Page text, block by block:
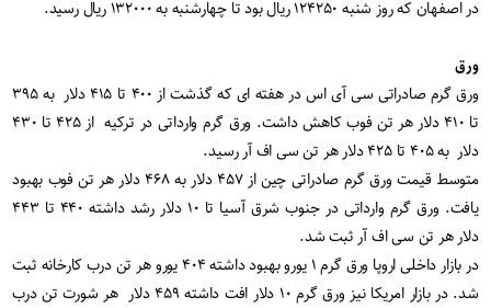
در اصفهان که روز شنبه ۱۲۴۲۵۰ ریال بود تا چهارشنبه به ۱۳۲۰۰۰ ریال رسید
.
ورق
ورق گرم صادراتی سی آی اس در هفته ای که گذشت از ۴۰۰ تا ۴۱۵ دلار به ۳۹۵
تا ۴۱۰ دلار هر تن فوب کاهش داشت. ورق گرم وارداتی در ترکیه از ۴۲۵ تا ۴۳۰
دلار به ۴۰۵ تا ۴۲۵ دلار هر تن سی اف آر رسید
.
متوسط قیمت ورق گرم صادراتی چین از ۴۵۷ دلار به ۴۶۸ دلار هر تن فوب بهبود
یافت. ورق گرم وارداتی در جنوب شرق آسیا تا ۱۰ دلار رشد داشته ۴۴۰ تا ۴۴۳
دلار هر تن سی اف آر ثبت شد.
در بازار داخلی اروپا ورق گرم ۱ یورو بهبود داشته ۴۰۴ یورو هر تن درب کارخانه ثبت
شد. در بازار امریکا نیز ورق گرم ۱۰ دلار افت داشته ۴۵۹ دلار هر شورت تن درب